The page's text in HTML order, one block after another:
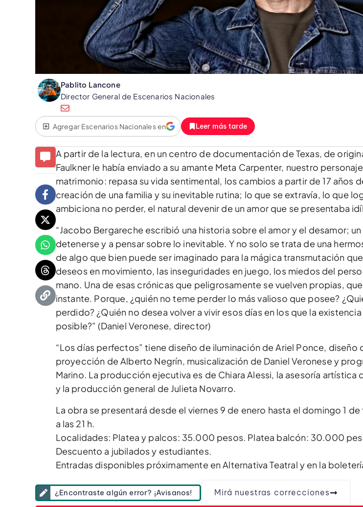
Pablito Lancone
Director General de Escenarios Nacionales
Agregar Escenarios Nacionales en Leer más tarde
A partir de la lectura, en un centro de documentación de Texas, de
Faulkner le había enviado a su amante Meta Carpenter, nuestro
matrimonio: repasa su vida sentimental, los cambios a partir de 17 años
creación de una familia y su inevitable rutina; lo que se extravía, lo que
ambiciona no perder, el natural devenir de un amor que se presentaba
“Jacobo Bergareche escribió una historia sobre el amor y el desamor;
detenerse y a pensar sobre lo inevitable. Y no solo se trata de una
de algo que bien puede ser imaginado para la mágica transmutación
deseos en movimiento, las inseguridades en juego, los miedos del
mano. Una de esas crónicas que peligrosamente se vuelven propias,
instante. Porque, ¿quién no teme perder lo más valioso que posee?
perdido? ¿Quién no desea volver a vivir esos días en los que la
posible?” (Daniel Veronese, director)
“Los días perfectos” tiene diseño de iluminación de Ariel Ponce,
proyección de Alberto Negrín, musicalización de Daniel Veronese y
Marino. La producción ejecutiva es de Chiara Alessi, la asesoría artística
y la producción general de Julieta Novarro.
La obra se presentará desde el viernes 9 de enero hasta el domingo 1
a las 21 h.
Localidades: Platea y palcos: 35.000 pesos. Platea balcón: 30.000
Descuento a jubilados y estudiantes.
Entradas disponibles próximamente en Alternativa Teatral y en la
¿Encontraste algún error? ¡Avisanos! Mirá nuestras correcciones